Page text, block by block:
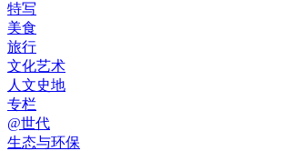
特写
美食
旅行
文化艺术
人文史地
专栏
@世代
生态与环保